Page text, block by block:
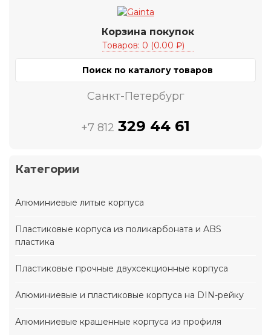
Корзина покупок
Товаров: 0 (0.00 ₽)
Санкт-Петербург
+7 812 329 44 61
Категории
Алюминиевые литые корпуса
Пластиковые корпуса из поликарбоната и ABS
пластика
Пластиковые прочные двухсекционные корпуса
Алюминиевые и пластиковые корпуса на DIN-рейку
Алюминиевые крашенные корпуса из профиля